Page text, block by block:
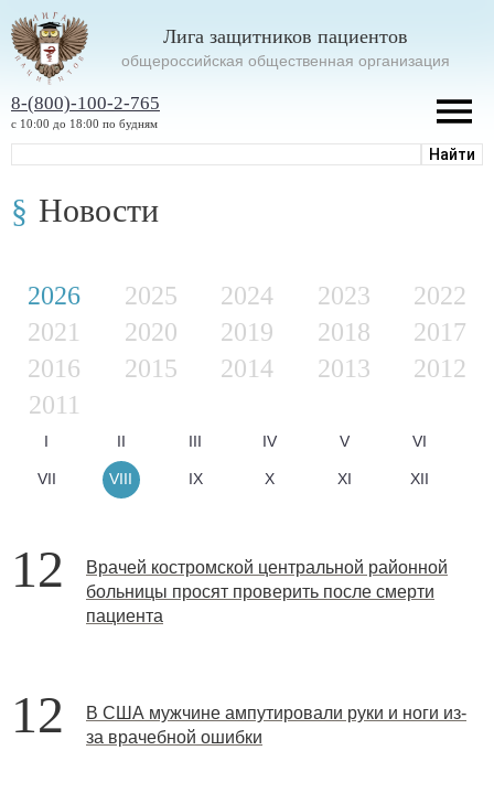
Лига защитников пациентов
oбщероссийская общественная организация
8-(800)-100-2-765
с 10:00 до 18:00 по будням
Новости
2026 2025 2024 2023
2022
2021
2020 2019 2018
2017
2016
2015 2014 2013
2012
2011
I II III IV V VI
VII VIII IX X XI XII
12
Врачей костромской центральной районной
больницы просят проверить после смерти
пациента
12
В США мужчине ампутировали руки и ноги из-
за врачебной ошибки